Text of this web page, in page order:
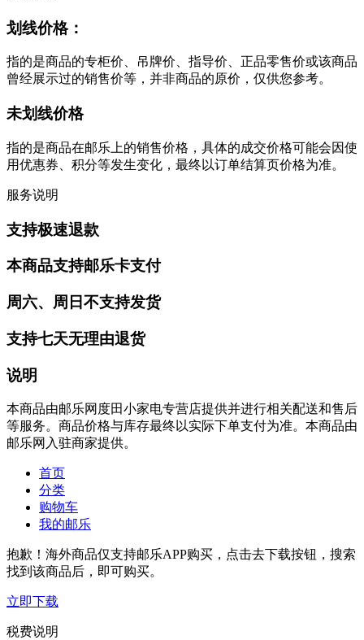
划线价格：
指的是商品的专柜价、吊牌价、指导价、正品零售价或该商品
曾经展示过的销售价等，并非商品的原价，仅供您参考。
未划线价格
指的是商品在邮乐上的销售价格，具体的成交价格可能会因使
用优惠券、积分等发生变化，最终以订单结算页价格为准。
服务说明
支持极速退款
本商品支持邮乐卡支付
周六、周日不支持发货
支持七天无理由退货
说明
本商品由邮乐网度田小家电专营店提供并进行相关配送和售后
等服务。商品价格与库存最终以实际下单支付为准。本商品由
邮乐网入驻商家提供。
首页
分类
购物车
我的邮乐
抱歉！海外商品仅支持邮乐APP购买，点击去下载按钮，搜索
找到该商品后，即可购买。
立即下载
税费说明